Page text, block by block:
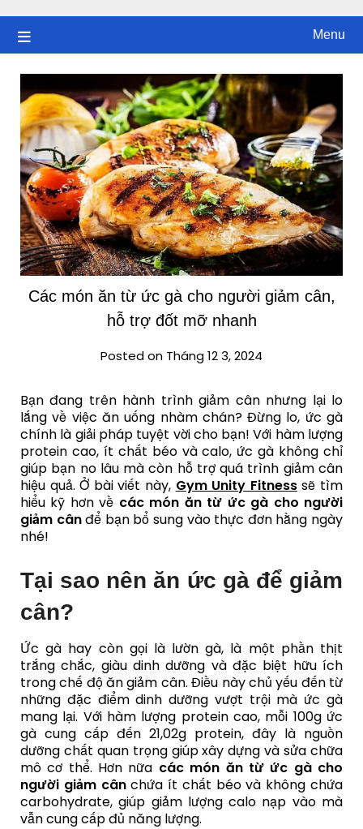
content
Menu
Các món ăn từ ức gà cho người giảm cân,
hỗ trợ đốt mỡ nhanh
Posted on Tháng 12 3, 2024
Bạn đang trên hành trình giảm cân nhưng lại lo
lắng về việc ăn uống nhàm chán? Đừng lo, ức gà
chính là giải pháp tuyệt vời cho bạn! Với hàm lượng
protein cao, ít chất béo và calo, ức gà không chỉ
giúp bạn no lâu mà còn hỗ trợ quá trình giảm cân
hiệu quả. Ở bài viết này, Gym Unity Fitnesssẽ tìm
hiểu kỹ hơn về các món ăn từ ức gà cho người
giảm cânđể bạn bổ sung vào thực đơn hằng ngày
nhé!
Tại sao nên ăn ức gà để giảm
cân?
Ức gà hay còn gọi là lườn gà, là một phần thịt
trắng chắc, giàu dinh dưỡng và đặc biệt hữu ích
trong chế độ ăn giảm cân. Điều này chủ yếu đến từ
những đặc điểm dinh dưỡng vượt trội mà ức gà
mang lại. Với hàm lượng protein cao, mỗi 100g ức
gà cung cấp đến 21,02g protein, đây là nguồn
dưỡng chất quan trọng giúp xây dựng và sửa chữa
mô cơ thể. Hơn nữa các món ăn từ ức gà cho
người giảm cânchứa ít chất béo và không chứa
carbohydrate, giúp giảm lượng calo nạp vào mà
vẫn cung cấp đủ năng lượng.